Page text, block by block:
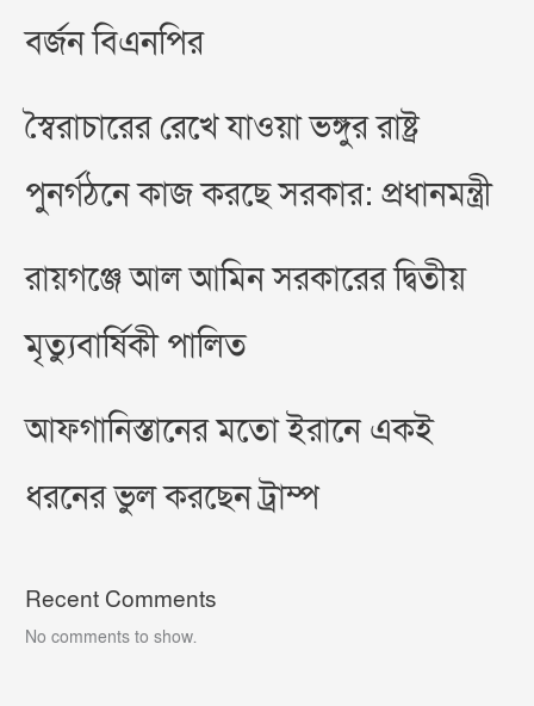
বর্জন বিএনপির
স্বৈরাচারের রেখে যাওয়া ভঙ্গুর রাষ্ট্র
পুনর্গঠনে কাজ করছে সরকার: প্রধানমন্ত্রী
রায়গঞ্জে আল আমিন সরকারের দ্বিতীয়
মৃত্যুবার্ষিকী পালিত
আফগানিস্তানের মতো ইরানে একই
ধরনের ভুল করছেন ট্রাম্প
Recent Comments
No comments to show.